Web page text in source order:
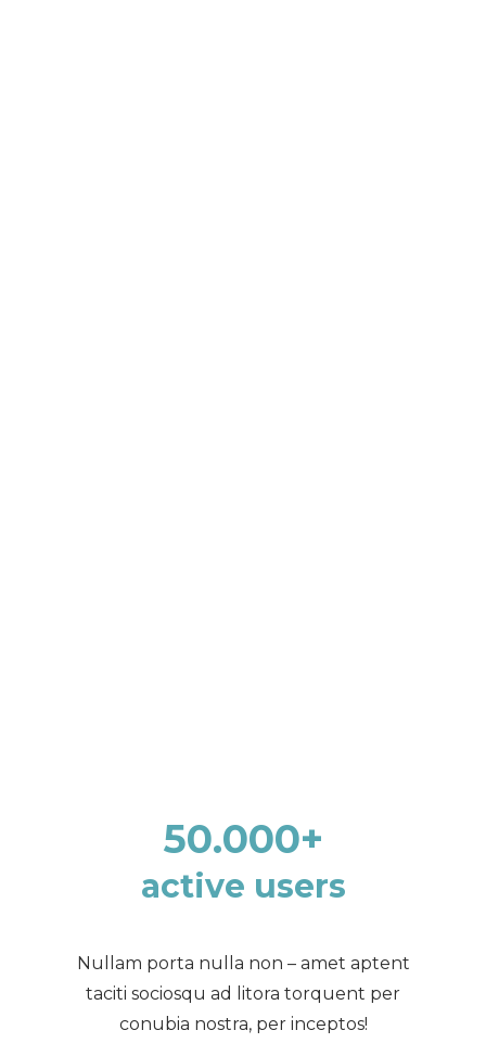
active users
50.000+
Nullam porta nulla non – amet aptent
taciti sociosqu ad litora torquent per
conubia nostra, per inceptos!